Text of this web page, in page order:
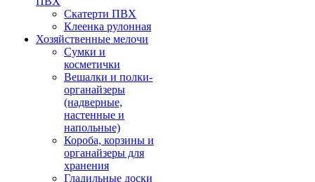
Скатерти ПВХ
Клеенка рулонная
Хозяйственные мелочи
Сумки и
косметички
Вешалки и полки-
органайзеры
(надверные,
настенные и
напольные)
Короба, корзины и
органайзеры для
хранения
Гладильные доски